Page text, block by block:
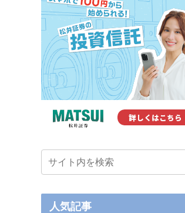
人気記事